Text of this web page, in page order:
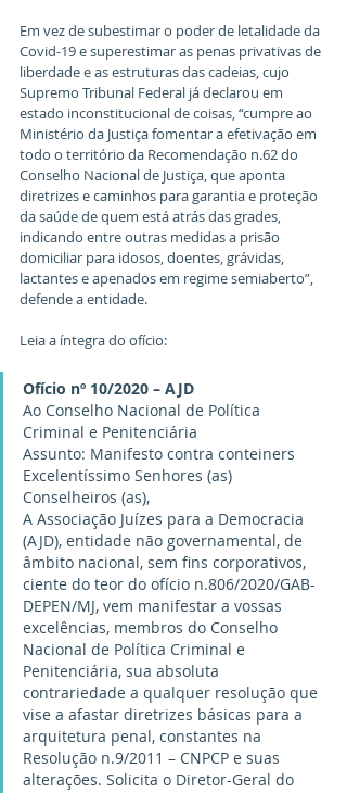
Em vez de subestimar o poder de letalidade da
Covid-19 e superestimar as penas privativas de
liberdade e as estruturas das cadeias, cujo
Supremo Tribunal Federal já declarou em
estado inconstitucional de coisas, “cumpre ao
Ministério da Justiça fomentar a efetivação em
todo o território da Recomendação n.62 do
Conselho Nacional de Justiça, que aponta
diretrizes e caminhos para garantia e proteção
da saúde de quem está atrás das grades,
indicando entre outras medidas a prisão
domiciliar para idosos, doentes, grávidas,
lactantes e apenados em regime semiaberto”,
defende a entidade.
Leia a íntegra do ofício:
Ofício nº 10/2020 – AJD
Ao Conselho Nacional de Política
Criminal e Penitenciária
Assunto: Manifesto contra conteiners
Excelentíssimo Senhores (as)
Conselheiros (as),
A Associação Juízes para a Democracia
(AJD), entidade não governamental, de
âmbito nacional, sem fins corporativos,
ciente do teor do ofício n.806/2020/GAB-
DEPEN/MJ, vem manifestar a vossas
excelências, membros do Conselho
Nacional de Política Criminal e
Penitenciária, sua absoluta
contrariedade a qualquer resolução que
vise a afastar diretrizes básicas para a
arquitetura penal, constantes na
Resolução n.9/2011 – CNPCP e suas
alterações. Solicita o Diretor-Geral do